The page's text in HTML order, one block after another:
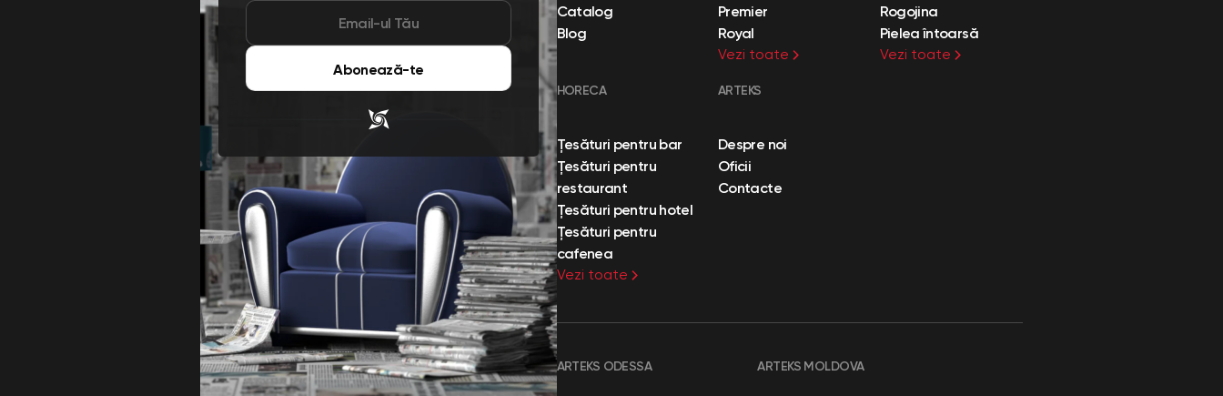
Abonează-te
Catalog
Blog
Premier
Royal
Vezi toate
Rogojina
Pielea întoarsă
Vezi toate
HORECA
Țesături pentru bar
Țesături pentru
restaurant
Țesături pentru hotel
Țesături pentru
cafenea
Vezi toate
ARTEKS
Despre noi
Oficii
Contacte
ARTEKS ODESSA ARTEKS MOLDOVA